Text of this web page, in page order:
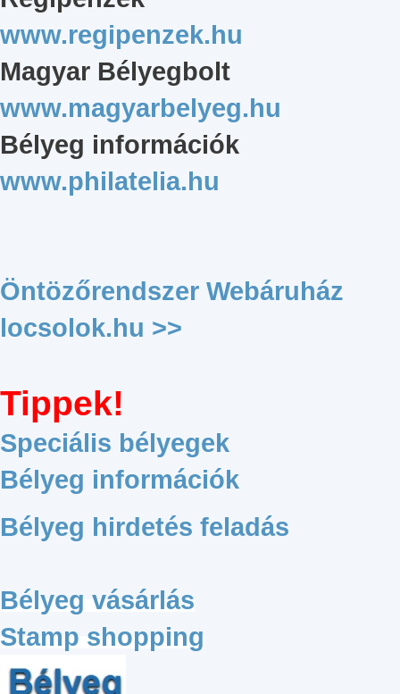
www.regipenzek.hu
Magyar Bélyegbolt
www.magyarbelyeg.hu
Bélyeg információk
www.philatelia.hu
Öntözőrendszer Webáruház
locsolok.hu >>
Tippek!
Speciális bélyegek
Bélyeg információk
Bélyeg hirdetés feladás
Bélyeg vásárlás
Stamp shopping